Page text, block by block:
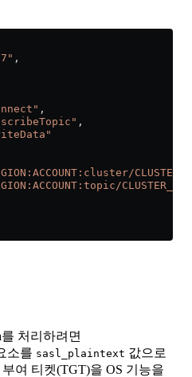
,
,
,
처리하려면
소를 sasl_plaintext 값으로
여 티켓(TGT)을 OS 기능을